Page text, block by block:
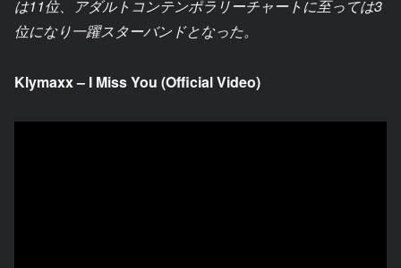
は11位、アダルトコンテンポラリーチャートに至っては3
位になり一躍スターバンドとなった。
Klymaxx – I Miss You (Official Video)